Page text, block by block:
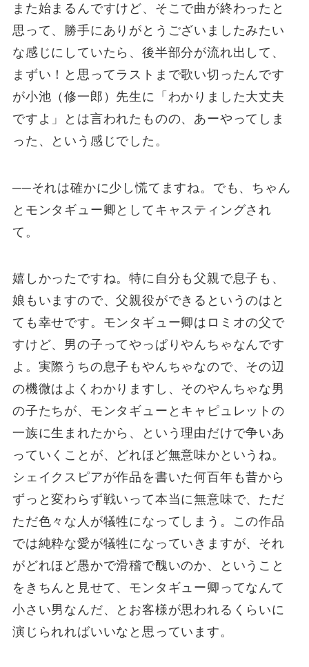
また始まるんですけど、そこで曲が終わったと
思って、勝手にありがとうございましたみたい
な感じにしていたら、後半部分が流れ出して、
まずい！と思ってラストまで歌い切ったんです
が小池（修一郎）先生に「わかりました大丈夫
ですよ」とは言われたものの、あーやってしま
った、という感じでした。
──それは確かに少し慌てますね。でも、ちゃん
とモンタギュー卿としてキャスティングされ
て。
嬉しかったですね。特に自分も父親で息子も、
娘もいますので、父親役ができるというのはと
ても幸せです。モンタギュー卿はロミオの父で
すけど、男の子ってやっぱりやんちゃなんです
よ。実際うちの息子もやんちゃなので、その辺
の機微はよくわかりますし、そのやんちゃな男
の子たちが、モンタギューとキャピュレットの
一族に生まれたから、という理由だけで争いあ
っていくことが、どれほど無意味かというね。
シェイクスピアが作品を書いた何百年も昔から
ずっと変わらず戦いって本当に無意味で、ただ
ただ色々な人が犠牲になってしまう。この作品
では純粋な愛が犠牲になっていきますが、それ
がどれほど愚かで滑稽で醜いのか、ということ
をきちんと見せて、モンタギュー卿ってなんて
小さい男なんだ、とお客様が思われるくらいに
演じられればいいなと思っています。